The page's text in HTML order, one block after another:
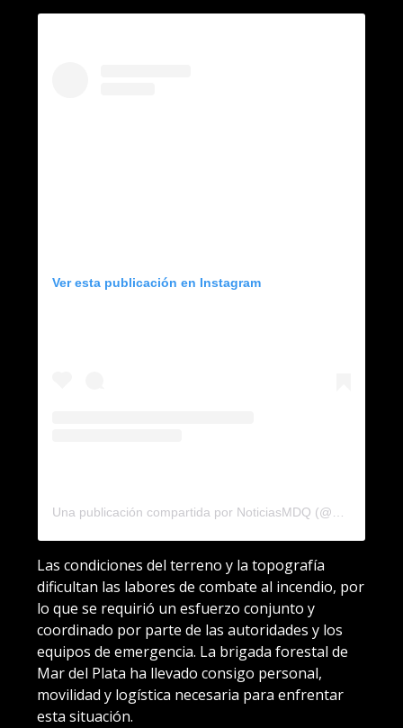
Ver esta publicación en Instagram
Una publicación compartida por NoticiasMDQ (@noticiasmdq)
Las condiciones del terreno y la topografía
dificultan las labores de combate al incendio, por
lo que se requirió un esfuerzo conjunto y
coordinado por parte de las autoridades y los
equipos de emergencia. La brigada forestal de
Mar del Plata ha llevado consigo personal,
movilidad y logística necesaria para enfrentar
esta situación.